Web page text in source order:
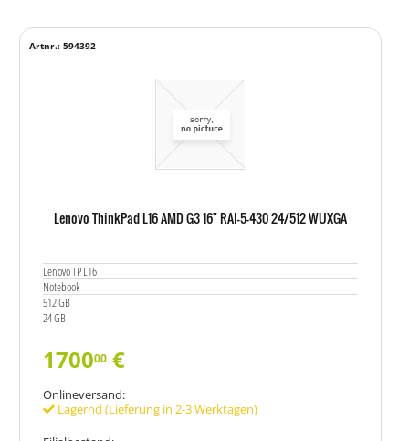
Lenovo ThinkPad L16 AMD G3 16" RAI-5-430 24/512 WUXGA
Lenovo TP L16
Notebook
512 GB
24 GB
Artnr.: 594392
170000 €
Onlineversand:
Lagernd (Lieferung in 2-3 Werktagen)